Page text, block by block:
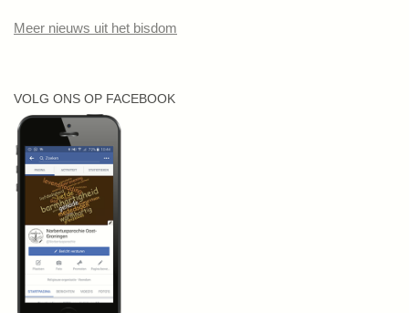
Meer nieuws uit het bisdom
VOLG ONS OP FACEBOOK